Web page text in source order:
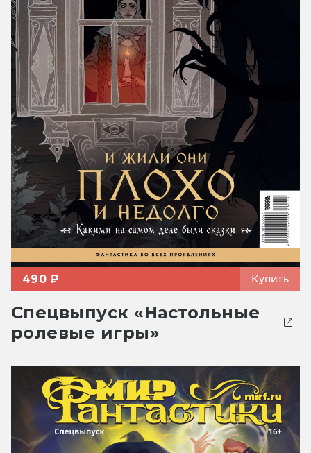
490 ₽ Купить
Спецвыпуск «Настольные
ролевые игры»